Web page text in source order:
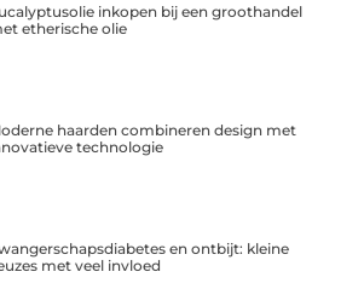
inkopen bij een groothandel
etherische olie
haarden combineren design met
technologie
en ontbijt: kleine
met veel invloed